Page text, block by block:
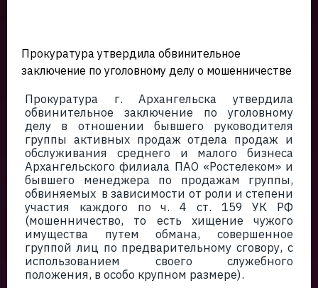
Прокуратура утвердила обвинительное
заключение по уголовному делу о мошенничестве
Прокуратура г. Архангельска утвердила
обвинительное заключение по уголовному
делу в отношении бывшего руководителя
группы активных продаж отдела продаж и
обслуживания среднего и малого бизнеса
Архангельского филиала ПАО «Ростелеком» и
бывшего менеджера по продажам группы,
обвиняемых в зависимости от роли и степени
участия каждого по ч. 4 ст. 159 УК РФ
(мошенничество, то есть хищение чужого
имущества путем обмана, совершенное
группой лиц по предварительному сговору, с
использованием своего служебного
положения, в особо крупном размере).